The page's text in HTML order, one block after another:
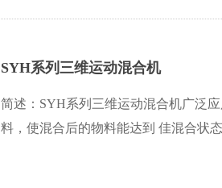
SYH系列三维运动混合机
简述：SYH系列三维运动混合机广泛
料，使混合后的物料能达到 佳混合状态